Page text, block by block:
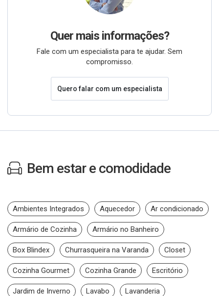
Quer mais informações?
Fale com um especialista para te ajudar. Sem
compromisso.
Quero falar com um especialista
Bem estar e comodidade
Ambientes Integrados Aquecedor Ar condicionado
Armário de Cozinha Armário no Banheiro
Box Blindex Churrasqueira na Varanda Closet
Cozinha Gourmet Cozinha Grande Escritório
Jardim de Inverno Lavabo Lavanderia